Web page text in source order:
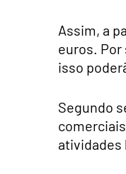
Assim, a
euros. Por
isso
Segundo
atividades